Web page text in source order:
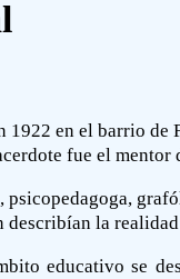
1922 en el barrio de
fue el
psicopedagoga,
describían la
educativo se